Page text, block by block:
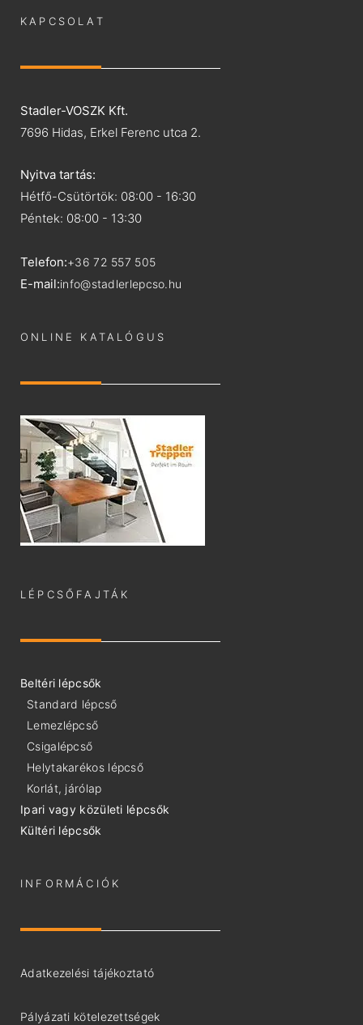
KAPCSOLAT
Stadler-VOSZK Kft.
7696 Hidas, Erkel Ferenc utca 2.
Nyitva tartás:
Hétfő-Csütörtök: 08:00 - 16:30
Péntek: 08:00 - 13:30
Telefon:+36 72 557 505
E-mail:info@stadlerlepcso.hu
ONLINE KATALÓGUS
LÉPCSŐFAJTÁK
Beltéri lépcsők
Standard lépcső
Lemezlépcső
Csigalépcső
Helytakarékos lépcső
Korlát, járólap
Ipari vagy közületi lépcsők
Kültéri lépcsők
INFORMÁCIÓK
Adatkezelési tájékoztató
Pályázati kötelezettségek